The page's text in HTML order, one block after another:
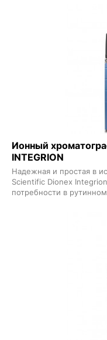
поддерживает
вакуумный дегазатор
Быстрое время
экологических
Системы Dionex Aquion
включают все
расходные материалы
сервисного
Ионный
INTEGRION
Надежная и простая в
Scientific Dionex
потребности в
интерактивным
конфигурации системы
использование
сегодняшним и
хроматограф Dionex
давлении для 6000 psi
ущерба для качества
автоматической